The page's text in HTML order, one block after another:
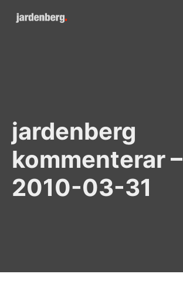
jardenberg
kommenterar –
2010-03-31